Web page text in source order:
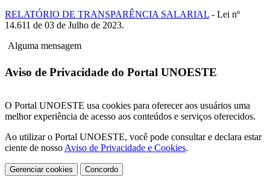
RELATÓRIO DE TRANSPARÊNCIA SALARIAL - Lei nº
14.611 de 03 de Julho de 2023.
Alguma mensagem
Aviso de Privacidade do Portal UNOESTE
O Portal UNOESTE usa cookies para oferecer aos usuários uma
melhor experiência de acesso aos conteúdos e serviços oferecidos.
Ao utilizar o Portal UNOESTE, você pode consultar e declara estar
ciente de nosso Aviso de Privacidade e Cookies.
Gerenciar cookies Concordo